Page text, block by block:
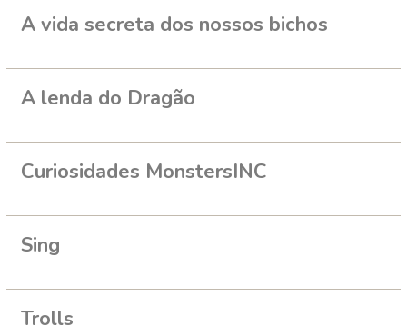
A vida secreta dos nossos bichos
A lenda do Dragão
Curiosidades MonstersINC
Sing
Trolls